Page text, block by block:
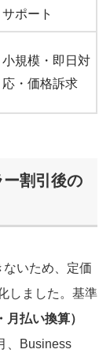
サポート
小規模・即日対
応・価格訴求
割引後の
ないため、定価
しました。基準
払い換算）
、Business